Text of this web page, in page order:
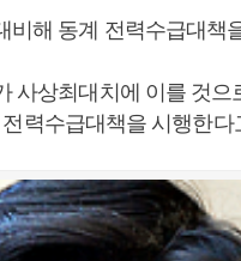
비해 동계 전력수급대책
사상최대치에 이를 것으
력수급대책을 시행한다